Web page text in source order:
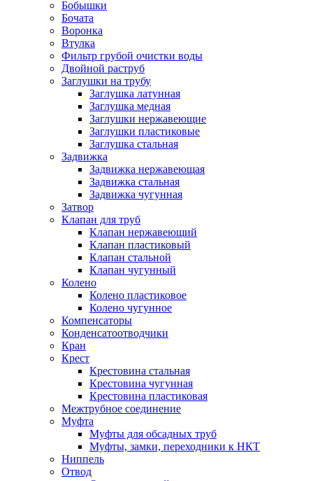
Бобышки
Бочата
Воронка
Втулка
Фильтр грубой очистки воды
Двойной раструб
Заглушки на трубу
Заглушка латунная
Заглушка медная
Заглушки нержавеющие
Заглушки пластиковые
Заглушка стальная
Задвижка
Задвижка нержавеющая
Задвижка стальная
Задвижка чугунная
Затвор
Клапан для труб
Клапан нержавеющий
Клапан пластиковый
Клапан стальной
Клапан чугунный
Колено
Колено пластиковое
Колено чугунное
Компенсаторы
Конденсатоотводчики
Кран
Крест
Крестовина стальная
Крестовина чугунная
Крестовина пластиковая
Межтрубное соединение
Муфта
Муфты для обсадных труб
Муфты, замки, переходники к НКТ
Ниппель
Отвод